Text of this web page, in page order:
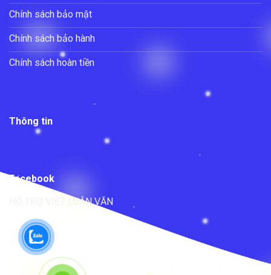
Chính sách bảo mật
Chính sách bảo hành
Chính sách hoàn tiền
Thông tin
Facebook
HỖ TRỢ VIẾT LUẬN VĂN